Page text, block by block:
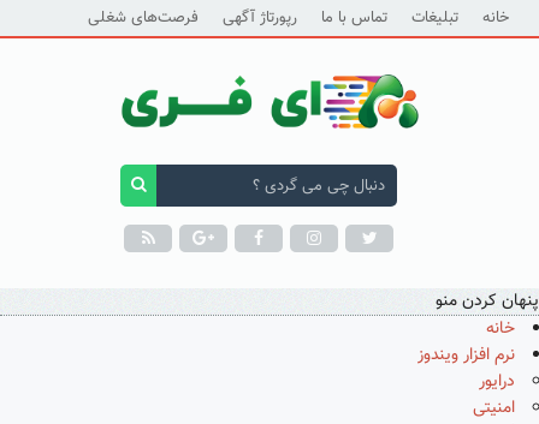
خانه تبلیغات تماس با ما رپورتاژ آگهی فرصت‌های شغلی
پنهان کردن منو
خانه
نرم افزار ویندوز
درایور
امنیتی